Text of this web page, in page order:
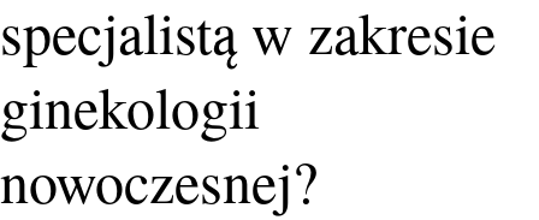
specjalistą w zakresie
ginekologii
nowoczesnej?